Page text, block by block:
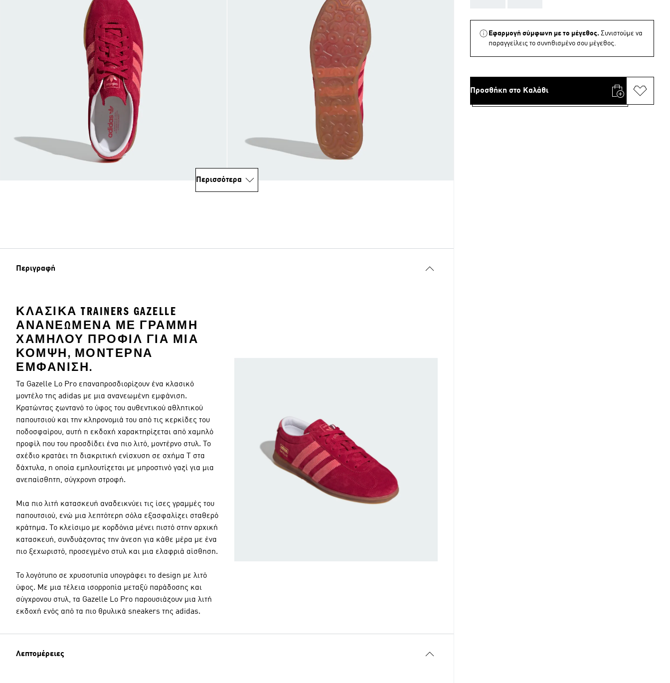
Περισσότερα
Περιγραφή
ΚΛΑΣΙΚΆ TRAINERS GAZELLE
ΑΝΑΝΕΩΜΈΝΑ ΜΕ ΓΡΑΜΜΉ
ΧΑΜΗΛΟΎ ΠΡΟΦΊΛ ΓΙΑ ΜΙΑ
ΚΟΜΨΉ, ΜΟΝΤΈΡΝΑ
ΕΜΦΆΝΙΣΗ.
Τα Gazelle Lo Pro επαναπροσδιορίζουν ένα κλασικό
μοντέλο της adidas με μια ανανεωμένη εμφάνιση.
Κρατώντας ζωντανό το ύφος του αυθεντικού αθλητικού
παπουτσιού και την κληρονομιά του από τις κερκίδες του
ποδοσφαίρου, αυτή η εκδοχή χαρακτηρίζεται από χαμηλό
προφίλ που του προσδίδει ένα πιο λιτό, μοντέρνο στυλ. Το
σχέδιο κρατάει τη διακριτική ενίσχυση σε σχήμα Τ στα
δάχτυλα, η οποία εμπλουτίζεται με μπροστινό γαζί για μια
ανεπαίσθητη, σύγχρονη στροφή.
Μια πιο λιτή κατασκευή αναδεικνύει τις ίσες γραμμές του
παπουτσιού, ενώ μια λεπτότερη σόλα εξασφαλίζει σταθερό
κράτημα. Το κλείσιμο με κορδόνια μένει πιστό στην αρχική
κατασκευή, συνδυάζοντας την άνεση για κάθε μέρα με ένα
πιο ξεχωριστό, προσεγμένο στυλ και μια ελαφριά αίσθηση.
Το λογότυπο σε χρυσοτυπία υπογράφει το design με λιτό
ύφος. Με μια τέλεια ισορροπία μεταξύ παράδοσης και
σύγχρονου στυλ, τα Gazelle Lo Pro παρουσιάζουν μια λιτή
εκδοχή ενός από τα πιο θρυλικά sneakers της adidas.
Λεπτομέρειες
Εφαρμογή σύμφωνη με το μέγεθος. Συνιστούμε να
παραγγείλεις το συνηθισμένο σου μέγεθος.
Προσθήκη στο Καλάθι